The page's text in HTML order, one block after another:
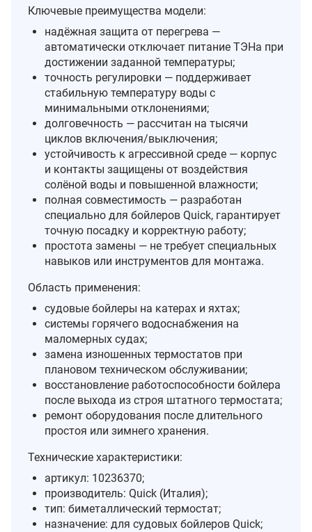
Ключевые преимущества модели:
надёжная защита от перегрева —
автоматически отключает питание ТЭНа при
достижении заданной температуры;
точность регулировки — поддерживает
стабильную температуру воды с
минимальными отклонениями;
долговечность — рассчитан на тысячи
циклов включения/выключения;
устойчивость к агрессивной среде — корпус
и контакты защищены от воздействия
солёной воды и повышенной влажности;
полная совместимость — разработан
специально для бойлеров Quick, гарантирует
точную посадку и корректную работу;
простота замены — не требует специальных
навыков или инструментов для монтажа.
Область применения:
судовые бойлеры на катерах и яхтах;
системы горячего водоснабжения на
маломерных судах;
замена изношенных термостатов при
плановом техническом обслуживании;
восстановление работоспособности бойлера
после выхода из строя штатного термостата;
ремонт оборудования после длительного
простоя или зимнего хранения.
Технические характеристики:
артикул: 10236370;
производитель: Quick (Италия);
тип: биметаллический термостат;
назначение: для судовых бойлеров Quick;